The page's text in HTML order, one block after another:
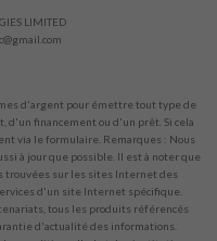
LIMITED
d'argent pour émettre tout type de
d'un financement ou d'un prêt. Si cela
via le formulaire. Remarques : Nous
à jour que possible. Il est à noter que
sur les sites Internet des
d'un site Internet spécifique.
tous les produits référencés
d'actualité des informations.